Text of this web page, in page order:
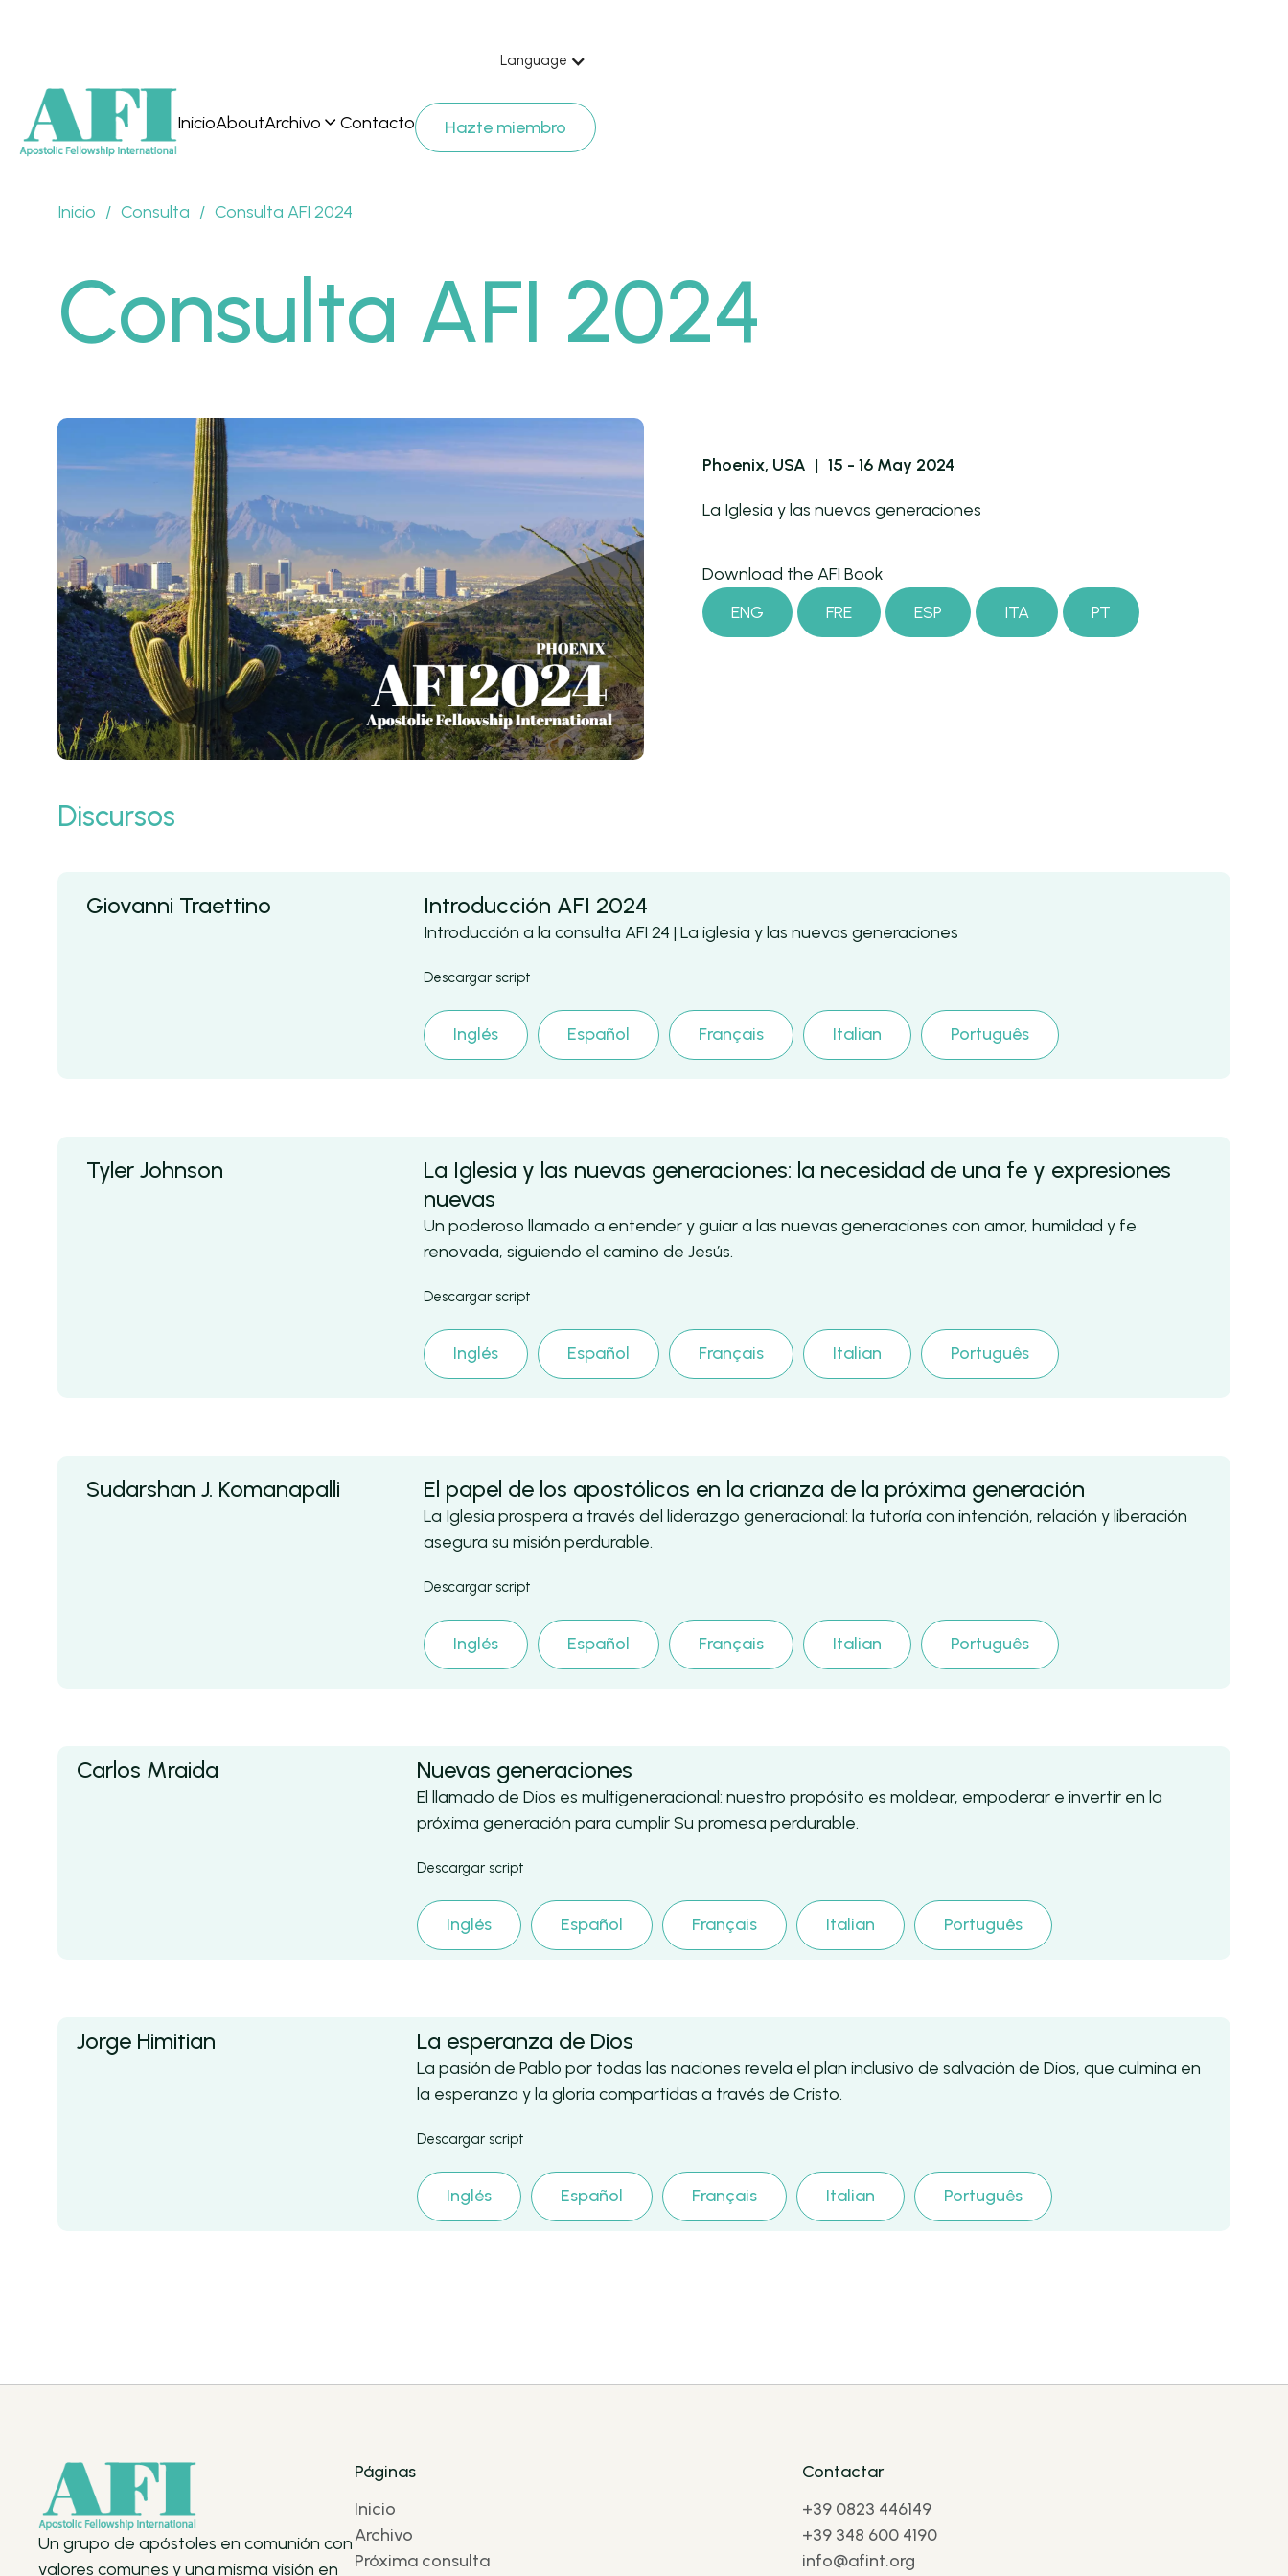
Language
InicioAboutArchivo Contacto Hazte miembro
Inicio / Consulta / Consulta AFI 2024
Consulta AFI 2024
Phoenix, USA | 15 - 16 May 2024
La Iglesia y las nuevas generaciones
Download the AFI Book
ENG
FRE ESP ITA PT
Discursos
Giovanni Traettino Introducción AFI 2024
Introducción a la consulta AFI 24 | La iglesia y las nuevas generaciones
Descargar script
Inglés Español Français Italian Português
Tyler Johnson
La Iglesia y las nuevas generaciones: la necesidad de una fe y expresiones
nuevas
Un poderoso llamado a entender y guiar a las nuevas generaciones con amor, humildad y fe
renovada, siguiendo el camino de Jesús.
Descargar script
Inglés Español Français Italian Português
Sudarshan J. Komanapalli El papel de los apostólicos en la crianza de la próxima generación
La Iglesia prospera a través del liderazgo generacional: la tutoría con intención, relación y liberación
asegura su misión perdurable.
Descargar script
Inglés Español Français Italian Português
Carlos Mraida Nuevas generaciones
El llamado de Dios es multigeneracional: nuestro propósito es moldear, empoderar e invertir en la
próxima generación para cumplir Su promesa perdurable.
Descargar script
Inglés Español Français Italian Português
Jorge Himitian La esperanza de Dios
La pasión de Pablo por todas las naciones revela el plan inclusivo de salvación de Dios, que culmina en
la esperanza y la gloria compartidas a través de Cristo.
Descargar script
Inglés Español Français Italian Português
Un grupo de apóstoles en comunión con
valores comunes y una misma visión en
Páginas
Inicio
Archivo
Próxima consulta
Contactar
+39 0823 446149
+39 348 600 4190
info@afint.org